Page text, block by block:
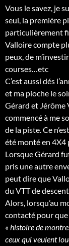
Vous le savez, je
seul, la première
particulièrement
Valloire compte
peux, de
courses…etc
C’est aussi dés
et ma pioche le
Gérard et Jérôme
commencé à me
de la piste. Ce
été monté en
Lorsque Gérard
pris une autre
peut dire que
du VTT de
Alors, lorsqu’au
contacté pour
« histoire de
ceux qui veulent